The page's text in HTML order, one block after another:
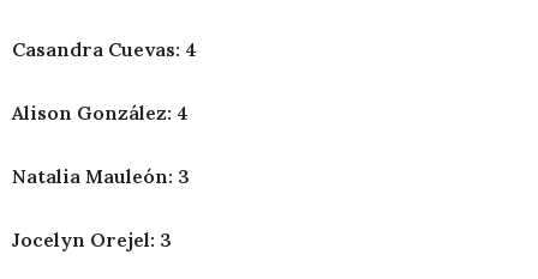
Casandra Cuevas: 4
Alison González: 4
Natalia Mauleón: 3
Jocelyn Orejel: 3